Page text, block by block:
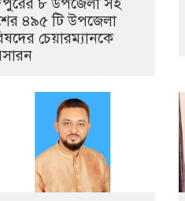
৪৯৫ টি উপজেলা
চেয়ারম্যানকে